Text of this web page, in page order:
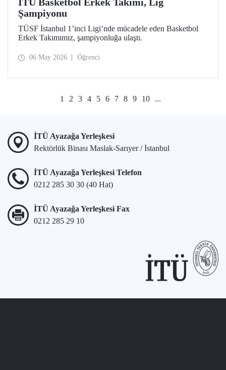
Şampiyonu
TÜSF İstanbul 1’inci Ligi’nde mücadele eden Basketbol
Erkek Takımımız, şampiyonluğa ulaştı.
06 May 2026 Öğrenci
1 2 3 4 5 6 7 8 9 10 ...
İTÜ Ayazağa Yerleşkesi
Rektörlük Binası Maslak-Sarıyer / İstanbul
İTÜ Ayazağa Yerleşkesi Telefon
0212 285 30 30 (40 Hat)
İTÜ Ayazağa Yerleşkesi Fax
0212 285 29 10